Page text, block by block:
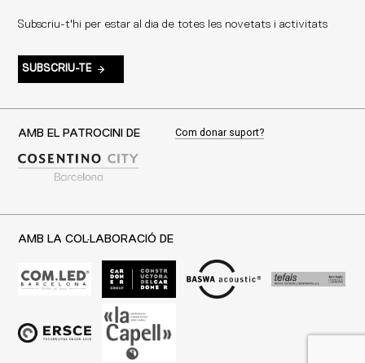
Subscriu-t'hi per estar al dia de totes les novetats i activitats
SUBSCRIU-TE
AMB EL PATROCINI DE Com donar suport?
AMB LA COL·LABORACIÓ DE